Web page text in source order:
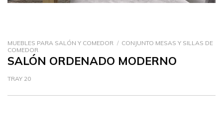
MUEBLES PARA SALÓN Y COMEDOR / CONJUNTO MESAS Y SILLAS DE
COMEDOR
SALÓN ORDENADO MODERNO
TRAY 20